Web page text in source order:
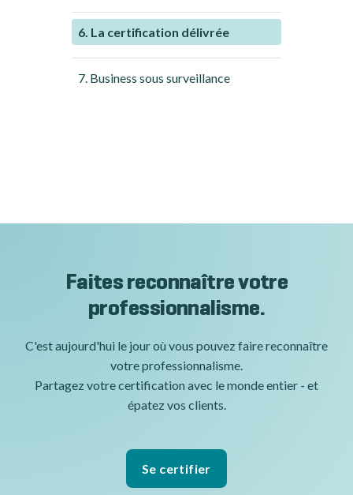
6. La certification délivrée
7. Business sous surveillance
Faites reconnaître votre
professionnalisme.
C'est aujourd'hui le jour où vous pouvez faire reconnaître
votre professionnalisme.
Partagez votre certification avec le monde entier - et
épatez vos clients.
Se certifier